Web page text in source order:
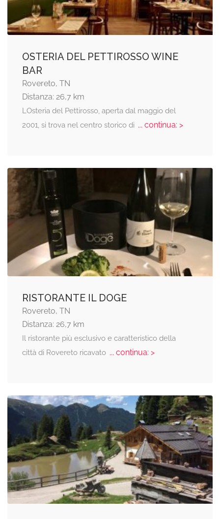
OSTERIA DEL PETTIROSSO WINE
BAR
Rovereto, TN
Distanza: 26,7 km
LOsteria del Pettirosso, aperta dal maggio del
2001, si trova nel centro storico di ... continua: >
RISTORANTE IL DOGE
Rovereto, TN
Distanza: 26,7 km
Il ristorante più esclusivo e caratteristico della
città di Rovereto ricavato... continua: >